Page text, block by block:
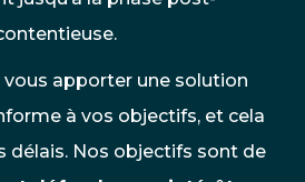
vous apporter une solution
à vos objectifs, et cela
délais. Nos objectifs sont de